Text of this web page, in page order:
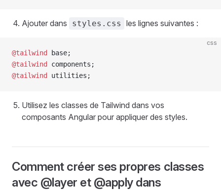
Ajouter dans styles.css les lignes suivantes :
css
@tailwind
base;
@tailwind
components;
@tailwind
utilities;
Utilisez les classes de Tailwind dans vos
composants Angular pour appliquer des styles.
Comment créer ses propres classes
avec @layer et @apply dans